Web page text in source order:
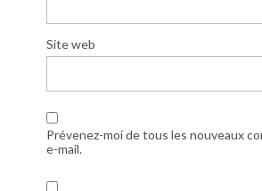
Site web
Prévenez-moi de tous les nouveaux
e-mail.